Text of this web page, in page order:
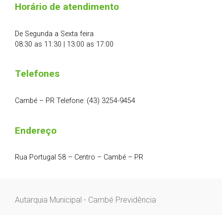
Horário de atendimento
De Segunda a Sexta feira
08:30 as 11:30 | 13:00 as 17:00
Telefones
Cambé – PR Telefone: (43) 3254-9454
Endereço
Rua Portugal 58 – Centro – Cambé – PR
Autarquia Municipal - Cambé Previdência